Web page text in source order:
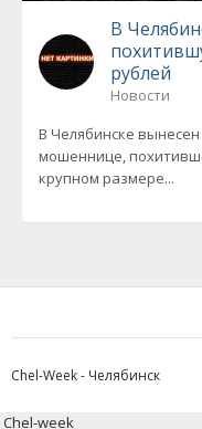
В
рублей
Новости
В Челябинске
мошеннице,
крупном размере...
Chel-Week - Челябинск
Chel-week